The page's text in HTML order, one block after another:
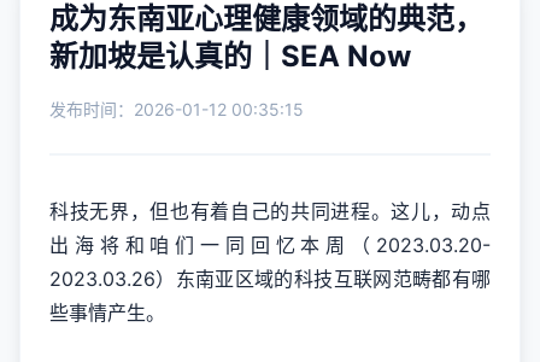
成为东南亚心理健康领域的典范，
新加坡是认真的｜SEA Now
发布时间：2026-01-12 00:35:15
科技无界，但也有着自己的共同进程。这儿，动点
出海将和咱们一同回忆本周（2023.03.20-
2023.03.26）东南亚区域的科技互联网范畴都有哪
些事情产生。